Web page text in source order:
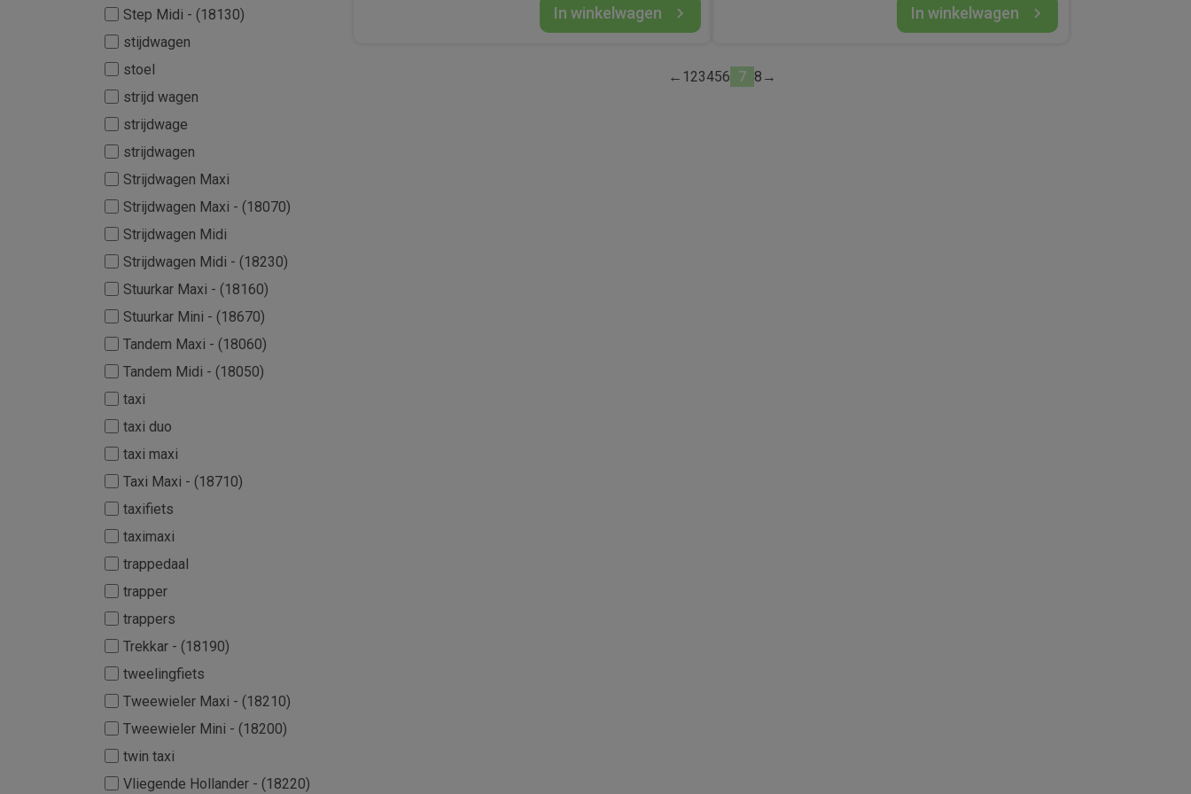
Step Midi - (18130)
stijdwagen
stoel
strijd wagen
strijdwage
strijdwagen
Strijdwagen Maxi
Strijdwagen Maxi - (18070)
Strijdwagen Midi
Strijdwagen Midi - (18230)
Stuurkar Maxi - (18160)
Stuurkar Mini - (18670)
Tandem Maxi - (18060)
Tandem Midi - (18050)
taxi
taxi duo
taxi maxi
Taxi Maxi - (18710)
taxifiets
taximaxi
trappedaal
trapper
trappers
Trekkar - (18190)
tweelingfiets
Tweewieler Maxi - (18210)
Tweewieler Mini - (18200)
twin taxi
Vliegende Hollander - (18220)
In winkelwagen In winkelwagen
← 123456 7 8 →